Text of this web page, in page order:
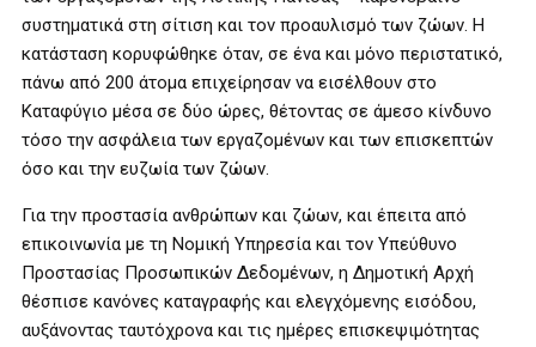
συστηματικά στη σίτιση και τον προαυλισμό των ζώων. Η
κατάσταση κορυφώθηκε όταν, σε ένα και μόνο περιστατικό,
πάνω από 200 άτομα επιχείρησαν να εισέλθουν στο
Καταφύγιο μέσα σε δύο ώρες, θέτοντας σε άμεσο κίνδυνο
τόσο την ασφάλεια των εργαζομένων και των επισκεπτών
όσο και την ευζωία των ζώων.
Για την προστασία ανθρώπων και ζώων, και έπειτα από
επικοινωνία με τη Νομική Υπηρεσία και τον Υπεύθυνο
Προστασίας Προσωπικών Δεδομένων, η Δημοτική Αρχή
θέσπισε κανόνες καταγραφής και ελεγχόμενης εισόδου,
αυξάνοντας ταυτόχρονα και τις ημέρες επισκεψιμότητας